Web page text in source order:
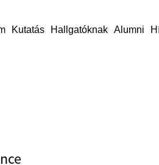
Kutatás Hallgatóknak Alumni